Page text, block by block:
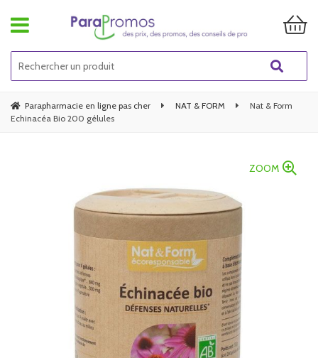
Parapharmacie en ligne pas cher NAT & FORM
Nat & Form
Echinacéa Bio 200 gélules
ZOOM